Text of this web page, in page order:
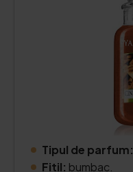
Tipul de parfum:
Fitil: bumbac.